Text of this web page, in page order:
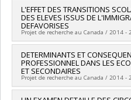
humaines du Canada
Grant programs:
Lead researcher :Sarah
Co-researchers : Isabelle
Funding sources: CIUSSS -
santé et de services sociaux
Grant programs:
L'EFFET DES TRANSITIONS
DES ELEVES ISSUS DE
DEFAVORISES
Projet de recherche au Canada / 2014 -
Lead researcher : Isabelle
Co-researchers : Linda S.
Chouinard,Michel Janosz,
Bouffard
Funding sources:FRQSC/
DETERMINANTS ET
PROFESSIONNEL DANS LES
ET SECONDAIRES
Projet de recherche au Canada / 2014 -